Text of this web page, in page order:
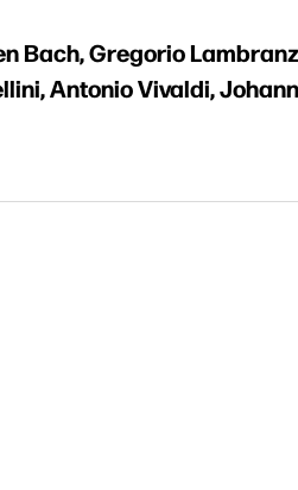
Bach, Gregorio
Antonio Vivaldi,